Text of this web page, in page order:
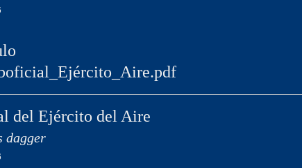
del Ejército del Aire
dagger